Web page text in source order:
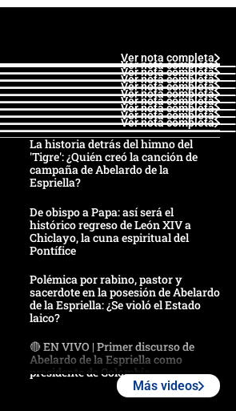
Ver nota completa
Ver nota completa
Ver nota completa
Ver nota completa
Ver nota completa
Ver nota completa
Ver nota completa
Ver nota completa
Ver nota completa
Ver nota completa
La historia detrás del himno del
'Tigre': ¿Quién creó la canción de
campaña de Abelardo de la
Espriella?
De obispo a Papa: así será el
histórico regreso de León XIV a
Chiclayo, la cuna espiritual del
Pontífice
Polémica por rabino, pastor y
sacerdote en la posesión de Abelardo
de la Espriella: ¿Se violó el Estado
laico?
🔴 EN VIVO | Primer discurso de
Abelardo de la Espriella como
presidente de Colombia
Más videos